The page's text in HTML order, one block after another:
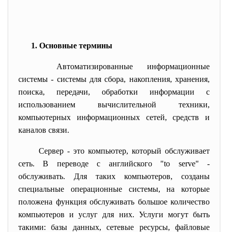
1. Основные термины
Автоматизированные информационные
системы - системы для сбора, накопления, хранения,
поиска, передачи, обработки информации с
использованием вычислительной техники,
компьютерных информационных сетей, средств и
каналов связи.
Сервер - это компьютер, который обслуживает
сеть. В переводе с английского "to serve" -
обслуживать. Для таких компьютеров, созданы
специальные операционные системы, на которые
положена функция обслуживать большое количество
компьютеров и услуг для них. Услуги могут быть
такими: базы данных, сетевые ресурсы, файловые